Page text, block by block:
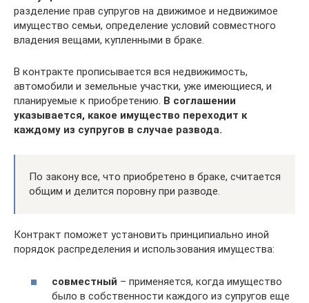
разделение прав супругов на движимое и недвижимое
имущество семьи, определение условий совместного
владения вещами, купленными в браке.
В контракте прописывается вся недвижимость,
автомобили и земельные участки, уже имеющиеся, и
планируемые к приобретению. В соглашении
указывается, какое имущество переходит к
каждому из супругов в случае развода.
По закону все, что приобретено в браке, считается
общим и делится поровну при разводе.
Контракт поможет установить принципиально иной
порядок распределения и использования имущества:
совместный – применяется, когда имущество
было в собственности каждого из супругов еще